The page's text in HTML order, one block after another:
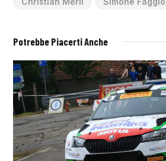
Potrebbe Piacerti Anche